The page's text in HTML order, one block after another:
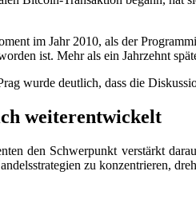
im Jahr 2010, als der
ist. Mehr als ein Jahrzehnt
wurde deutlich, dass die
weiterentwickelt
den Schwerpunkt verstärkt
zu konzentrieren,